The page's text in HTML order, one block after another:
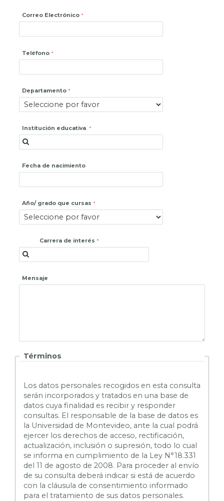
Correo Electrónico
Teléfono
Departamento
Institución educativa
Fecha de nacimiento
Año/ grado que cursas
Carrera de interés
Mensaje
Términos
Los datos personales recogidos en esta consulta
serán incorporados y tratados en una base de
datos cuya finalidad es recibir y responder
consultas. El responsable de la base de datos es
la Universidad de Montevideo, ante la cual podrá
ejercer los derechos de acceso, rectificación,
actualización, inclusión o supresión, todo lo cual
se informa en cumplimiento de la Ley N°18.331
del 11 de agosto de 2008. Para proceder al envío
de su consulta deberá indicar si está de acuerdo
con la cláusula de consentimiento informado
para el tratamiento de sus datos personales.